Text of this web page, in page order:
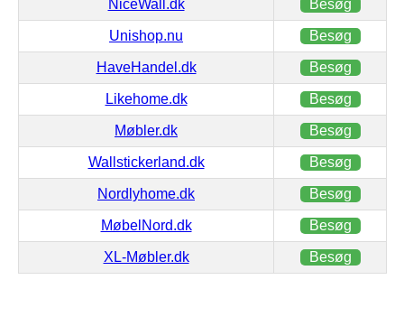
NiceWall.dk Besøg
Unishop.nu Besøg
HaveHandel.dk Besøg
Likehome.dk Besøg
Møbler.dk Besøg
Wallstickerland.dk Besøg
Nordlyhome.dk Besøg
MøbelNord.dk Besøg
XL-Møbler.dk Besøg